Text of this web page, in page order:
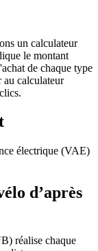
un calculateur
le montant
de chaque type
au calculateur
électrique (VAE)
d’après
réalise chaque